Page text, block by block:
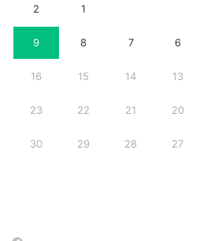
1
2
6
7
8
9
13
14
15
16
20
21
22
23
27
28
29
30